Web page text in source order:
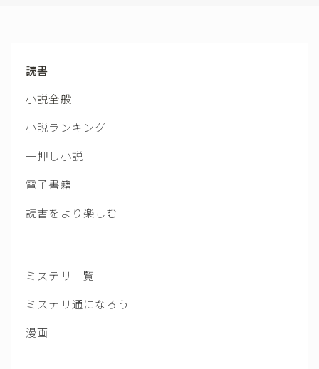
読書
小説全般
小説ランキング
一押し小説
電子書籍
読書をより楽しむ
ミステリ一覧
ミステリ通になろう
漫画